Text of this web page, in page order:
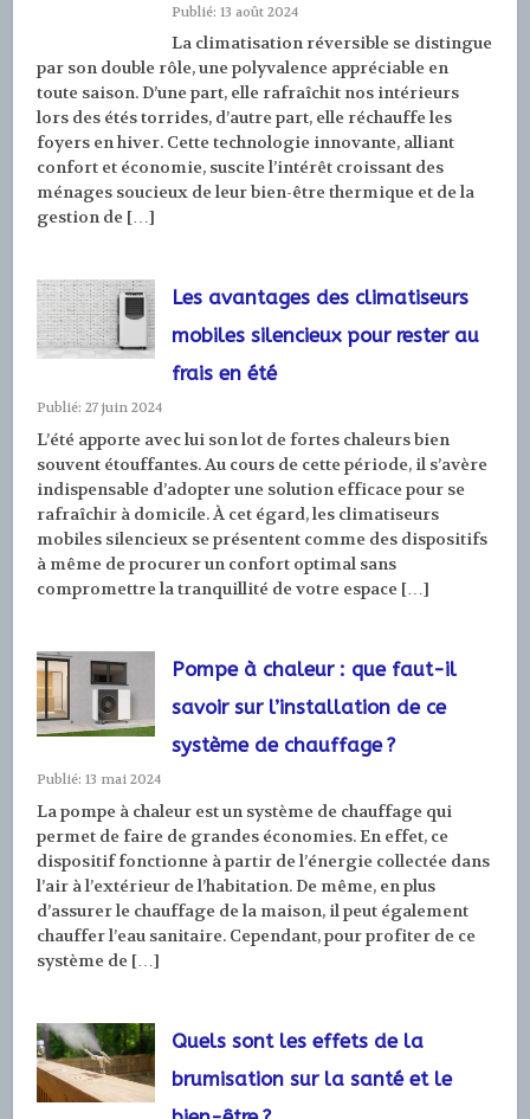
Publié: 13 août 2024
La climatisation réversible se distingue
par son double rôle, une polyvalence appréciable en
toute saison. D’une part, elle rafraîchit nos intérieurs
lors des étés torrides, d’autre part, elle réchauffe les
foyers en hiver. Cette technologie innovante, alliant
confort et économie, suscite l’intérêt croissant des
ménages soucieux de leur bien-être thermique et de la
gestion de […]
Les avantages des climatiseurs
mobiles silencieux pour rester au
frais en été
Publié: 27 juin 2024
L’été apporte avec lui son lot de fortes chaleurs bien
souvent étouffantes. Au cours de cette période, il s’avère
indispensable d’adopter une solution efficace pour se
rafraîchir à domicile. À cet égard, les climatiseurs
mobiles silencieux se présentent comme des dispositifs
à même de procurer un confort optimal sans
compromettre la tranquillité de votre espace […]
Pompe à chaleur : que faut-il
savoir sur l’installation de ce
système de chauffage ?
Publié: 13 mai 2024
La pompe à chaleur est un système de chauffage qui
permet de faire de grandes économies. En effet, ce
dispositif fonctionne à partir de l’énergie collectée dans
l’air à l’extérieur de l’habitation. De même, en plus
d’assurer le chauffage de la maison, il peut également
chauffer l’eau sanitaire. Cependant, pour profiter de ce
système de […]
Quels sont les effets de la
brumisation sur la santé et le